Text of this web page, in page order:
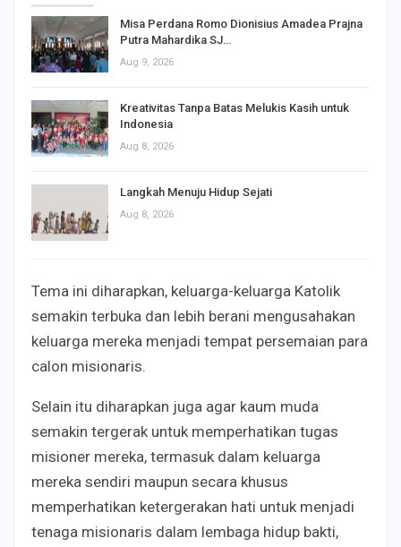
Misa Perdana Romo Dionisius Amadea Prajna
Putra Mahardika SJ…
Aug 9, 2026
Kreativitas Tanpa Batas Melukis Kasih untuk
Indonesia
Aug 8, 2026
Langkah Menuju Hidup Sejati
Aug 8, 2026
Tema ini diharapkan, keluarga-keluarga Katolik
semakin terbuka dan lebih berani mengusahakan
keluarga mereka menjadi tempat persemaian para
calon misionaris.
Selain itu diharapkan juga agar kaum muda
semakin tergerak untuk memperhatikan tugas
misioner mereka, termasuk dalam keluarga
mereka sendiri maupun secara khusus
memperhatikan ketergerakan hati untuk menjadi
tenaga misionaris dalam lembaga hidup bakti,